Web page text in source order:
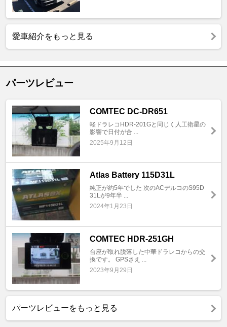
愛車紹介をもっと見る
パーツレビュー
COMTEC DC-DR651
軽ドラレコHDR-201Gと同じく人工衛星の
影響で日付が合 ...
2025年9月12日
Atlas Battery 115D31L
純正が約5年でした 次のACデルコのS95D
31Lが9年半 ...
2024年1月23日
COMTEC HDR-251GH
台座が取れ脱落した中華ドラレコからの交
換です。 GPSさえ ...
2023年9月29日
パーツレビューをもっと見る